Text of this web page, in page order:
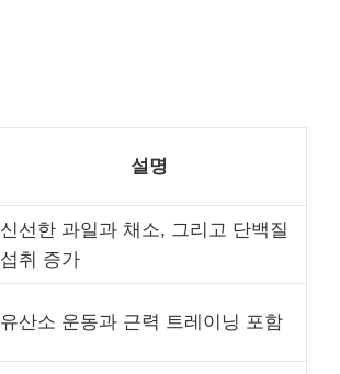
설명
신선한 과일과 채소, 그리고 단백질
섭취 증가
유산소 운동과 근력 트레이닝 포함